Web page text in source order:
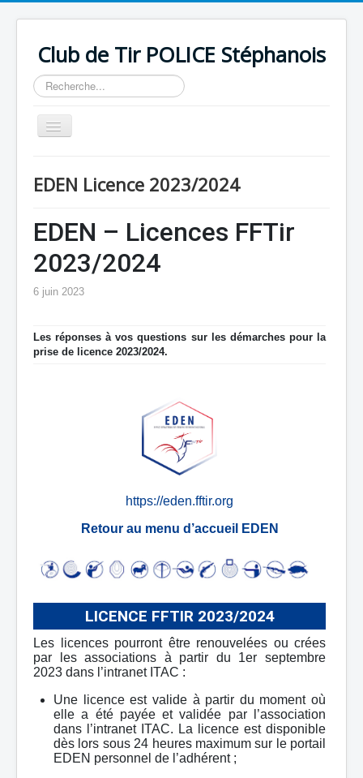
Club de Tir POLICE Stéphanois
Rechercher
Basculer
la
Horaires
Contact
FEMES
Compétitions
Installations
EDEN Licence 2023/2024
EDEN – Licences FFTir
2023/2024
6 juin 2023
Les réponses à vos questions sur les démarches pour la
prise de licence 2023/2024.
https://eden.fftir.org
Retour au menu d’accueil EDEN
LICENCE FFTIR 2023/2024
Les licences pourront être renouvelées ou crées
par les associations à partir du 1er septembre
2023 dans l’intranet ITAC :
Une licence est valide à partir du moment où
elle a été payée et validée par l’association
dans l’intranet ITAC. La licence est disponible
dès lors sous 24 heures maximum sur le portail
EDEN personnel de l’adhérent ;